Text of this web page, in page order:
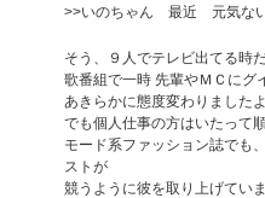
>>いのちゃん 最近 元気な
そう、９人でテレビ出てる時
歌番組で一時 先輩やＭＣにグ
あきらかに態度変わりましたよ
でも個人仕事の方はいたって
モード系ファッション誌でも
ストが
競うように彼を取り上げていま